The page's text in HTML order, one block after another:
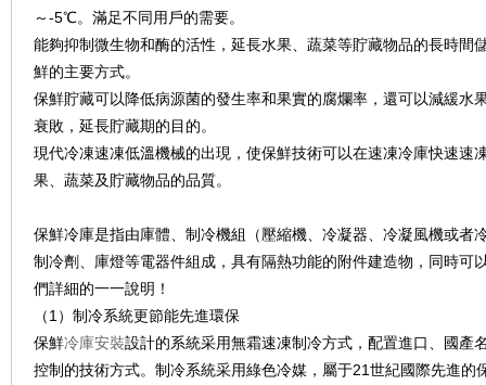
～-5℃。滿足不同用戶的需要。
能夠抑制微生物和酶的活性，延長水果、蔬菜等貯藏物品的長時間
鮮的主要方式。
保鮮貯藏可以降低病源菌的發生率和果實的腐爛率，還可以減緩水
衰敗，延長貯藏期的目的。
現代冷凍速凍低溫機械的出現，使保鮮技術可以在速凍冷庫快速速
果、蔬菜及貯藏物品的品質。
保鮮冷庫是指由庫體、制冷機組（壓縮機、冷凝器、冷凝風機或者
制冷劑、庫燈等電器件組成，具有隔熱功能的附件建造物，同時可
們詳細的一一說明！
（1）制冷系統更節能先進環保
保鮮冷庫安裝設計的系統采用無霜速凍制冷方式，配置進口、國產
控制的技術方式。制冷系統采用綠色冷媒，屬于21世紀國際先進的